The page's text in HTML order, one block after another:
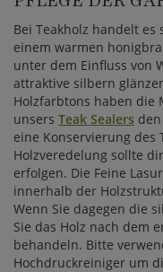
Bei Teakholz handelt
einem warmen
unter dem Einfluss von
attraktive silbern
Holzfarbtons haben die
unsers Teak Sealers
eine Konservierung des
Holzveredelung sollte
erfolgen. Die Feine
innerhalb der
Wenn Sie dagegen die
Sie das Holz nach dem
behandeln. Bitte
Hochdruckreiniger um